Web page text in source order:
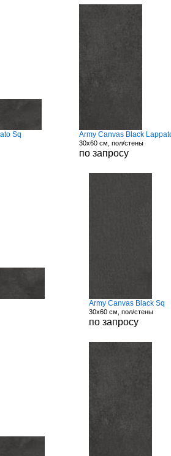
Sq Army Canvas Black
30x60 см, пол/стены
по запросу
Army Canvas Black Sq
30x60 см, пол/стены
по запросу